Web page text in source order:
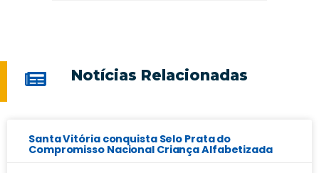
Notícias Relacionadas
Santa Vitória conquista Selo Prata do
Compromisso Nacional Criança Alfabetizada